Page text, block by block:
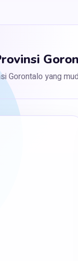
Gorontalo yang